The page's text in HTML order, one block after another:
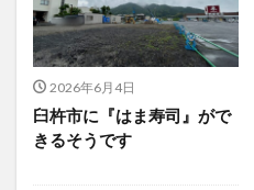
2026年6月4日
臼杵市に『はま寿司』がで
きるそうです